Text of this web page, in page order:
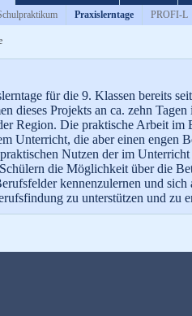
Praxislerntage PROFI-L
für die 9. Klassen bereits
dieses Projekts an ca. zehn
Region. Die praktische Arbeit im
Unterricht, die aber einen engen
Nutzen der im
die Möglichkeit über die
kennenzulernen und sich
zu unterstützen und zu